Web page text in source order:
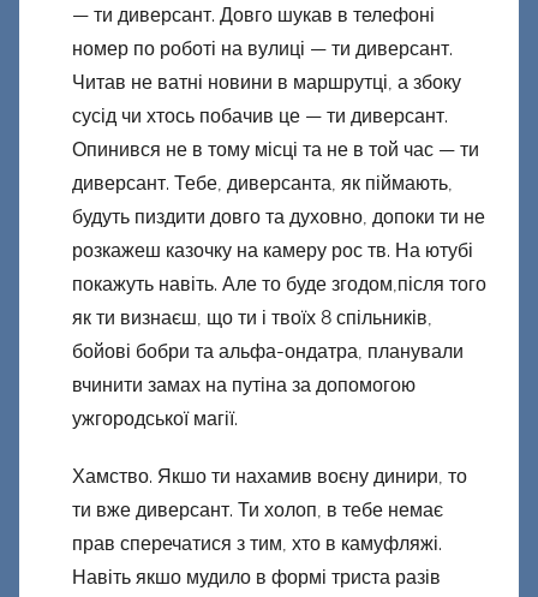
— ти диверсант. Довго шукав в телефоні
номер по роботі на вулиці — ти диверсант.
Читав не ватні новини в маршрутці, а збоку
сусід чи хтось побачив це — ти диверсант.
Опинився не в тому місці та не в той час — ти
диверсант. Тебе, диверсанта, як піймають,
будуть пиздити довго та духовно, допоки ти не
розкажеш казочку на камеру рос тв. На ютубі
покажуть навіть. Але то буде згодом,після того
як ти визнаєш, що ти і твоїх 8 спільників,
бойові бобри та альфа-ондатра, планували
вчинити замах на путіна за допомогою
ужгородської магії.
Хамство. Якшо ти нахамив воєну динири, то
ти вже диверсант. Ти холоп, в тебе немає
прав сперечатися з тим, хто в камуфляжі.
Навіть якшо мудило в формі триста разів